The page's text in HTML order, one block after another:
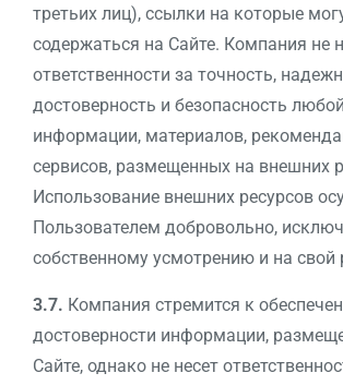
третьих лиц), ссылки на которые
содержаться на Сайте. Компания не
ответственности за точность,
достоверность и безопасность любой
информации, материалов,
сервисов, размещенных на внешних
Использование внешних ресурсов
Пользователем добровольно,
собственному усмотрению и на свой
3.7. Компания стремится к
достоверности информации,
Сайте, однако не несет